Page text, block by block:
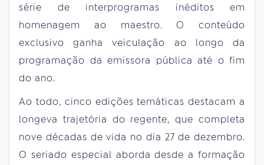
série de interprogramas inéditos em
homenagem ao maestro. O conteúdo
exclusivo ganha veiculação ao longo da
programação da emissora pública até o fim
do ano.
Ao todo, cinco edições temáticas destacam a
longeva trajetória do regente, que completa
nove décadas de vida no dia 27 de dezembro.
O seriado especial aborda desde a formação